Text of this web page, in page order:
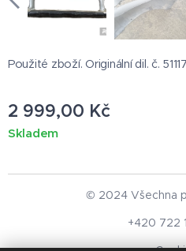
Použité zboží. Originální dil. č.
2 999,00 Kč
Skladem
© 2024 Všechna
+420 722